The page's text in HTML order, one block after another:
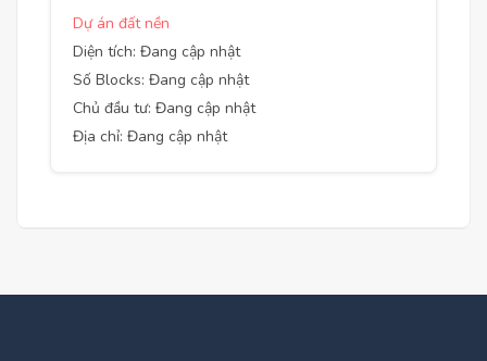
Dự án đất nền
Diện tích: Đang cập nhật
Số Blocks: Đang cập nhật
Chủ đầu tư: Đang cập nhật
Địa chỉ: Đang cập nhật